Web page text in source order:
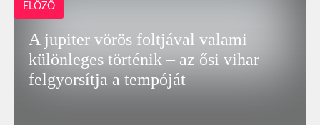
ELŐZŐ
A jupiter vörös foltjával valami
különleges történik – az ősi vihar
felgyorsítja a tempóját